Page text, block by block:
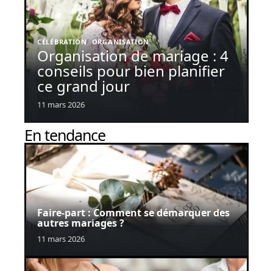
CÉLÉBRATION ORGANISATION
Organisation de mariage : 4
conseils pour bien planifier
ce grand jour
11 mars 2026
En tendance
Faire-part : Comment se démarquer des
autres mariages ?
11 mars 2026